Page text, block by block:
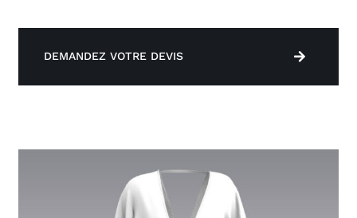
DEMANDEZ VOTRE DEVIS